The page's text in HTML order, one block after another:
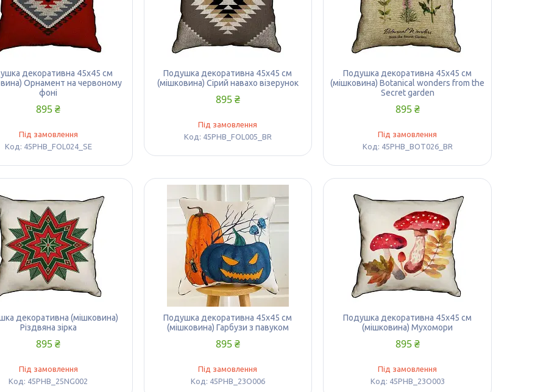
декоративна 45х45 см
Орнамент на червоному
фоні
895 ₴
Під замовлення
45PHB_FOL024_SE
Подушка декоративна 45х45 см
(мішковина) Сірий навахо візерунок
895 ₴
Під замовлення
45PHB_FOL005_BR
Подушка декоративна 45х45 см
(мішковина) Botanical wonders from the
Secret garden
895 ₴
Під замовлення
45PHB_BOT026_BR
декоративна (мішковина)
Різдвяна зірка
895 ₴
Під замовлення
45PHB_25NG002
Подушка декоративна 45х45 см
(мішковина) Гарбузи з павуком
895 ₴
Під замовлення
45PHB_23O006
Подушка декоративна 45х45 см
(мішковина) Мухомори
895 ₴
Під замовлення
45PHB_23O003